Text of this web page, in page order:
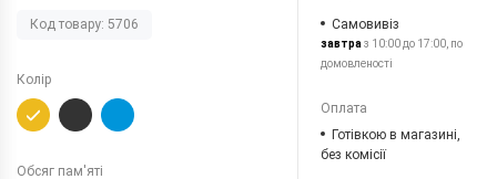
Код товару: 5706
Колір
Обсяг пам'яті
Самовивіз
завтраз 10:00 до 17:00, по
домовленості
Оплата
Готівкою в магазині,
без комісії